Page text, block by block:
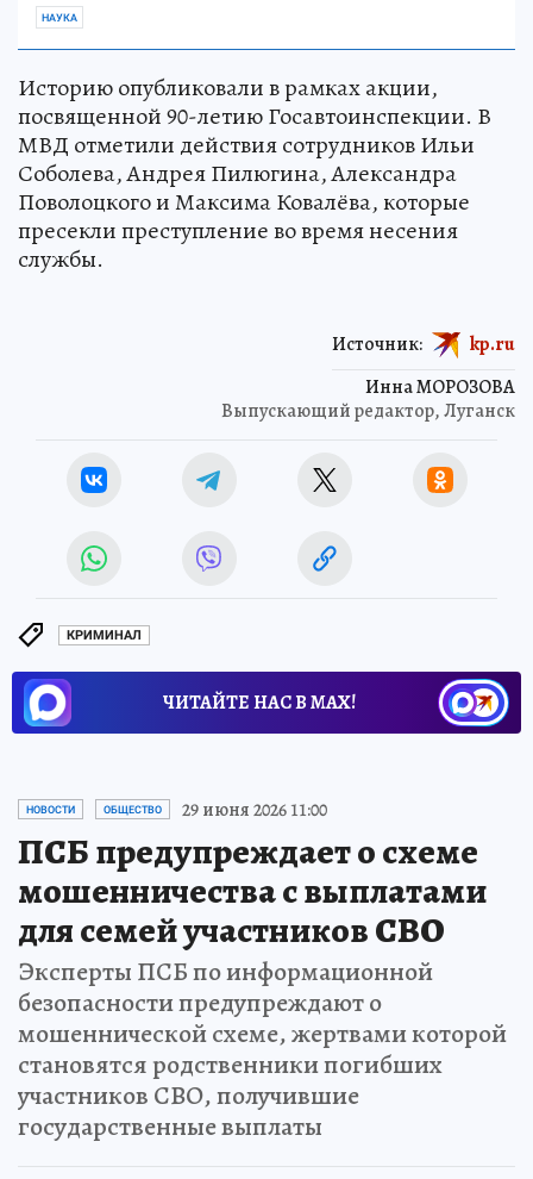
НАУКА
Историю опубликовали в рамках акции,
посвященной 90-летию Госавтоинспекции. В
МВД отметили действия сотрудников Ильи
Соболева, Андрея Пилюгина, Александра
Поволоцкого и Максима Ковалёва, которые
пресекли преступление во время несения
службы.
Инна МОРОЗОВА
Выпускающий редактор, Луганск
Источник: kp.ru
КРИМИНАЛ
ЧИТАЙТЕ НАС В МАХ!
НОВОСТИ ОБЩЕСТВО 29 июня 2026 11:00
ПСБ предупреждает о схеме
мошенничества с выплатами
для семей участников СВО
Эксперты ПСБ по информационной
безопасности предупреждают о
мошеннической схеме, жертвами которой
становятся родственники погибших
участников СВО, получившие
государственные выплаты